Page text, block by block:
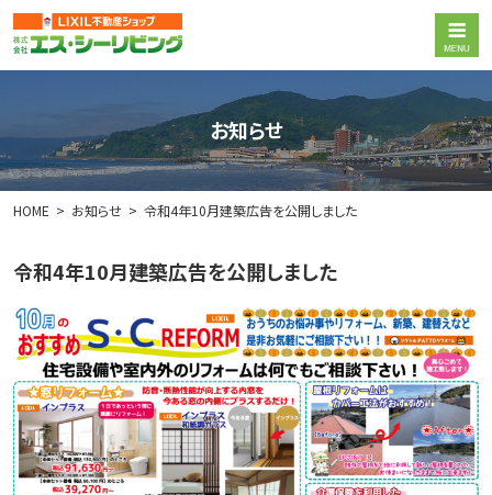
お知らせ
HOME お知らせ 令和4年10月建築広告を公開しました
令和4年10月建築広告を公開しました